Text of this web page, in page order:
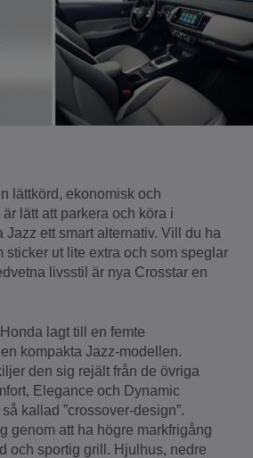
lättkörd, ekonomisk och
lätt att parkera och köra i
Jazz ett smart alternativ. Vill du ha
sticker ut lite extra och som speglar
livsstil är nya Crosstar en
lagt till en femte
kompakta Jazz-modellen.
den sig rejält från de övriga
Elegance och Dynamic
kallad ”crossover-design”.
genom att ha högre markfrigång
och sportig grill. Hjulhus, nedre